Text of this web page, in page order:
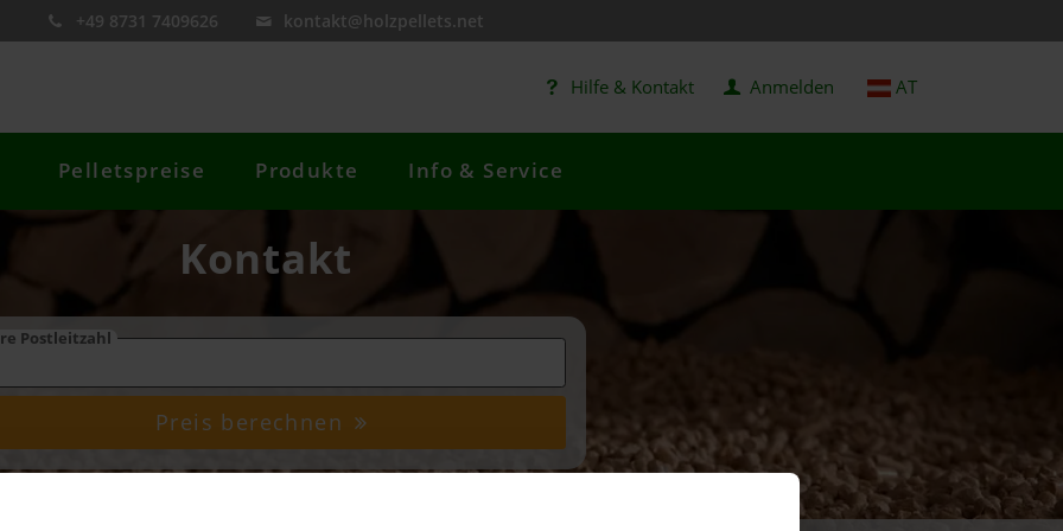
+49 8731 7409626 kontakt@holzpellets.net
Hilfe & Kontakt Anmelden AT
Pelletspreise Produkte Info & Service
Kontakt
Postleitzahl
Preis berechnen